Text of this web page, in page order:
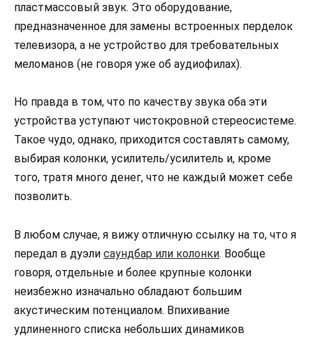
пластмассовый звук. Это оборудование,
предназначенное для замены встроенных перделок
телевизора, а не устройство для требовательных
меломанов (не говоря уже об аудиофилах).
Но правда в том, что по качеству звука оба эти
устройства уступают чистокровной стереосистеме.
Такое чудо, однако, приходится составлять самому,
выбирая колонки, усилитель/усилитель и, кроме
того, тратя много денег, что не каждый может себе
позволить.
В любом случае, я вижу отличную ссылку на то, что я
передал в дуэли саундбар или колонки. Вообще
говоря, отдельные и более крупные колонки
неизбежно изначально обладают большим
акустическим потенциалом. Впихивание
удлиненного списка небольших динамиков